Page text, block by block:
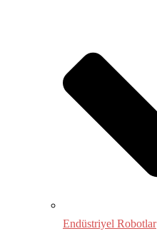
Endüstriyel Robotlar